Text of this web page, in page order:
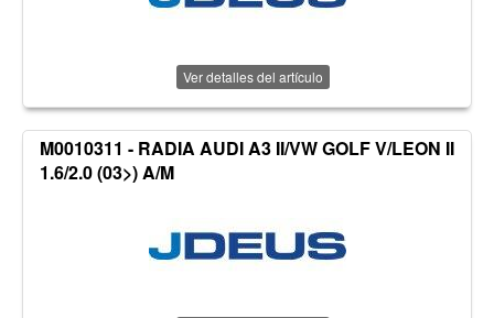
Ver detalles del artículo
M0010311 - RADIA AUDI A3 II/VW GOLF V/LEON II
1.6/2.0 (03>) A/M